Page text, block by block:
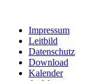
Impressum
Leitbild
Datenschutz
Download
Kalender